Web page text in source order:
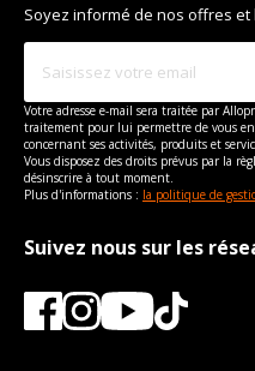
Soyez informé de nos offres
Votre adresse e-mail sera traitée par
traitement pour lui permettre de vous
concernant ses activités, produits et
Vous disposez des droits prévus par la
désinscrire à tout moment.
Plus d'informations : la politique de
Suivez nous sur les